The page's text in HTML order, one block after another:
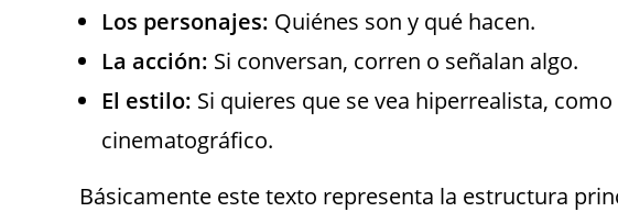
Los personajes: Quiénes son y qué hacen.
La acción: Si conversan, corren o señalan algo.
El estilo: Si quieres que se vea hiperrealista,
cinematográfico.
Básicamente este texto representa la estructura